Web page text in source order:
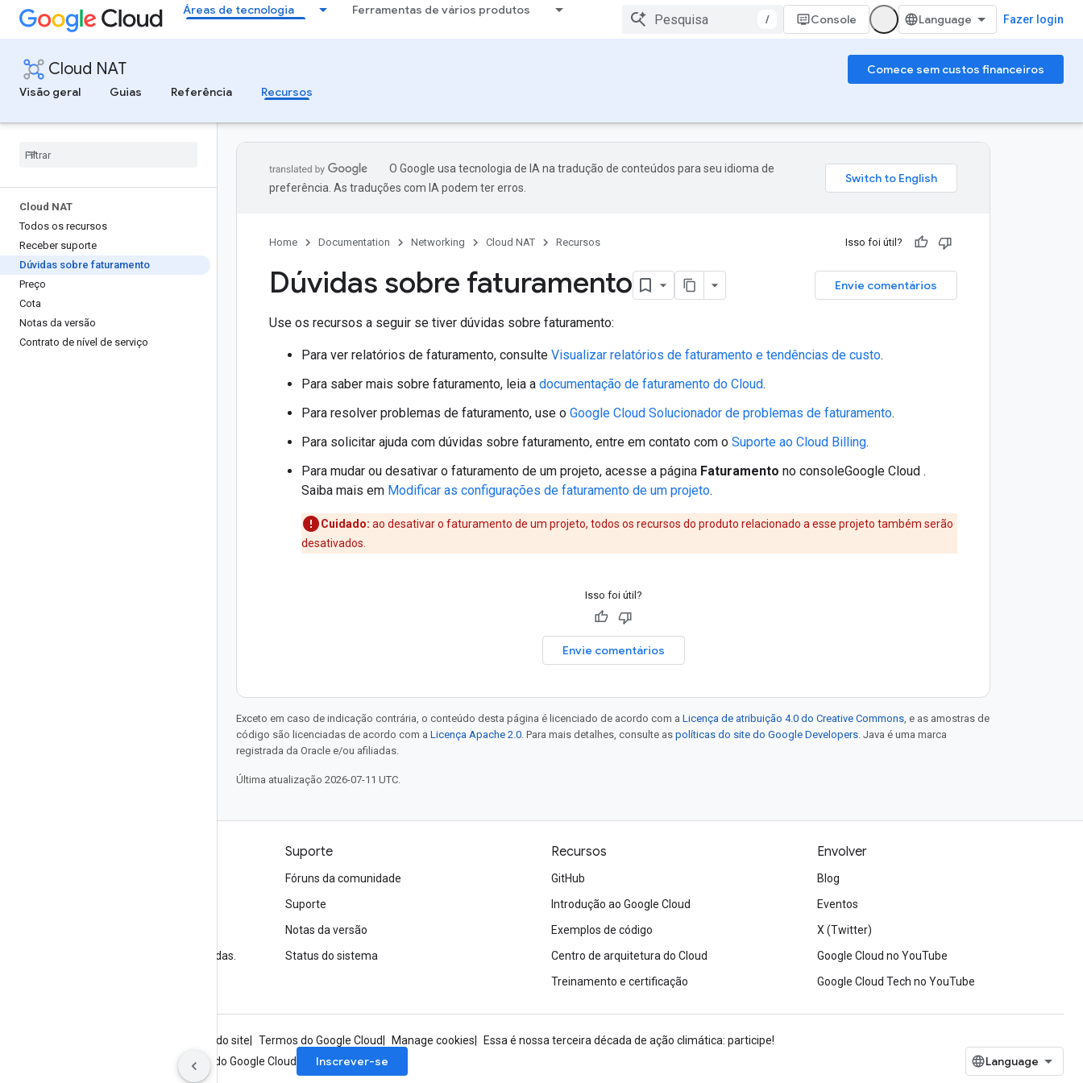
Áreas de tecnologia Ferramentas de vários produtos
/ Console Fazer login
Cloud NAT
Comece sem custos financeiros
Visão geral
Guias Referência Recursos
Cloud NAT
Todos os recursos
Receber suporte
Dúvidas sobre faturamento
Preço
Cota
Notas da versão
Contrato de nível de serviço
O Google usa tecnologia de IA na tradução de conteúdos para seu idioma de
preferência. As traduções com IA podem ter erros.
Home Documentation Networking Cloud NAT Recursos Isso foi útil?
Envie comentários
Dúvidas sobre faturamento
Use os recursos a seguir se tiver dúvidas sobre faturamento:
Para ver relatórios de faturamento, consulte Visualizar relatórios de faturamento e tendências de custo.
Para saber mais sobre faturamento, leia a documentação de faturamento do Cloud.
Para resolver problemas de faturamento, use o Google Cloud Solucionador de problemas de faturamento.
Para solicitar ajuda com dúvidas sobre faturamento, entre em contato com o Suporte ao Cloud Billing.
Para mudar ou desativar o faturamento de um projeto, acesse a página Faturamento no consoleGoogle Cloud .
Saiba mais em Modificar as configurações de faturamento de um projeto.
Cuidado: ao desativar o faturamento de um projeto, todos os recursos do produto relacionado a esse projeto também serão
desativados.
Isso foi útil?
Envie comentários
Exceto em caso de indicação contrária, o conteúdo desta página é licenciado de acordo com a Licença de atribuição 4.0 do Creative Commons, e as amostras de
código são licenciadas de acordo com a Licença Apache 2.0. Para mais detalhes, consulte as políticas do site do Google Developers. Java é uma marca
registrada da Oracle e/ou afiliadas.
Última atualização 2026-07-11 UTC.
Entre em contato com a equipe de vendas.
Suporte
Fóruns da comunidade
Suporte
Notas da versão
Status do sistema
Recursos
GitHub
Introdução ao Google Cloud
Exemplos de código
Centro de arquitetura do Cloud
Treinamento e certificação
Envolver
Blog
Eventos
X (Twitter)
Google Cloud no YouTube
Google Cloud Tech no YouTube
Termos do site Termos do Google Cloud Manage cookies
Essa é nossa terceira década de ação climática: participe!
Inscreva-se para receber a newsletter do Google Cloud
Inscrever-se